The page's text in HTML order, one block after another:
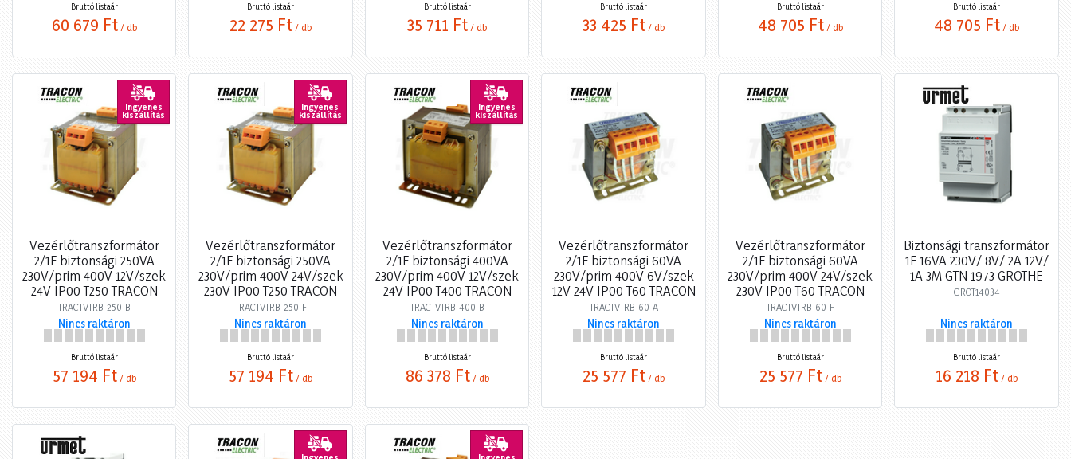
Bruttó listaár
60 679 Ft / db
Bruttó listaár
22 275 Ft / db
Bruttó listaár
35 711 Ft / db
Bruttó listaár
33 425 Ft / db
Bruttó listaár
48 705 Ft / db
Bruttó listaár
48 705 Ft / db
Ingyenes
kiszállítás
Vezérlőtranszformátor
2/1F biztonsági 250VA
230V/prim 400V 12V/szek
24V IP00 T250 TRACON
TRACTVTRB-250-B
Nincs raktáron
Bruttó listaár
57 194 Ft / db
Ingyenes
kiszállítás
Vezérlőtranszformátor
2/1F biztonsági 250VA
230V/prim 400V 24V/szek
230V IP00 T250 TRACON
TRACTVTRB-250-F
Nincs raktáron
Bruttó listaár
57 194 Ft / db
Ingyenes
kiszállítás
Vezérlőtranszformátor
2/1F biztonsági 400VA
230V/prim 400V 12V/szek
24V IP00 T400 TRACON
TRACTVTRB-400-B
Nincs raktáron
Bruttó listaár
86 378 Ft / db
Vezérlőtranszformátor
2/1F biztonsági 60VA
230V/prim 400V 6V/szek
12V 24V IP00 T60 TRACON
TRACTVTRB-60-A
Nincs raktáron
Bruttó listaár
25 577 Ft / db
Vezérlőtranszformátor
2/1F biztonsági 60VA
230V/prim 400V 24V/szek
230V IP00 T60 TRACON
TRACTVTRB-60-F
Nincs raktáron
Bruttó listaár
25 577 Ft / db
Biztonsági transzformátor
1F 16VA 230V/ 8V/ 2A 12V/
1A 3M GTN 1973 GROTHE
GROT14034
Nincs raktáron
Bruttó listaár
16 218 Ft / db